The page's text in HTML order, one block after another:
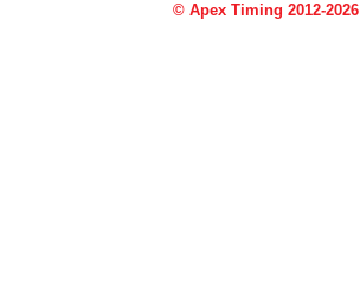
© Apex Timing 2012-2026